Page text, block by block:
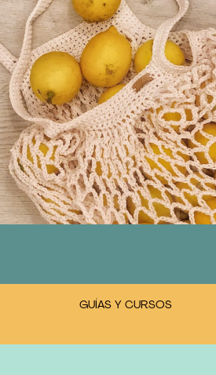
GUÍAS Y CURSOS